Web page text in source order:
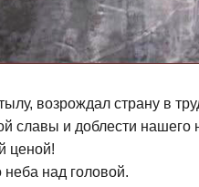
возрождал страну в
славы и доблести
ценой!
над головой.